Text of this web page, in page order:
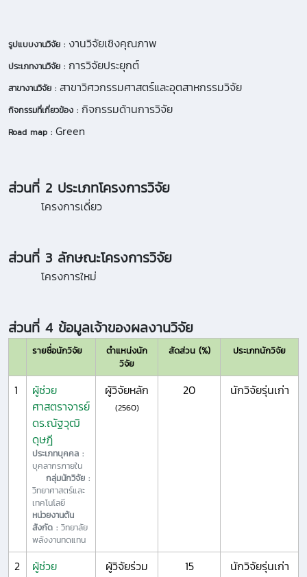
รูปแบบงานวิจัย : งานวิจัยเชิงคุณภาพ
ประเภทงานวิจัย : การวิจัยประยุกต์
สาขางานวิจัย : สาขาวิศวกรรมศาสตร์และอุตสาหกรรมวิจัย
กิจกรรมที่เกี่ยวข้อง : กิจกรรมด้านการวิจัย
Road map : Green
ส่วนที่ 2 ประเภทโครงการวิจัย
โครงการเดี่ยว
ส่วนที่ 3 ลักษณะโครงการวิจัย
โครงการใหม่
ส่วนที่ 4 ข้อมูลเจ้าของผลงานวิจัย
รายชื่อนักวิจัย
ตำแหน่งนัก
วิจัย
สัดส่วน (%) ประเภทนักวิจัย
1
ผู้ช่วย
ศาสตราจารย์
ดร.ณัฐวุฒิ
ดุษฎี
ประเภทบุคคล :
บุคลากรภายใน
กลุ่มนักวิจัย :
วิทยาศาสตร์และ
เทคโนโลยี
หน่วยงานต้น
สังกัด : วิทยาลัย
พลังงานทดแทน
ผู้วิจัยหลัก
(2560)
20 นักวิจัยรุ่นเก่า
2
ผู้ช่วย
ผู้วิจัยร่วม 15 นักวิจัยรุ่นเก่า